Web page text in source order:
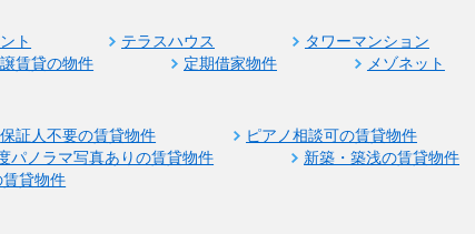
ト テラスハウス タワーマンション
賃貸の物件 定期借家物件 メゾネット
保証人不要の賃貸物件 ピアノ相談可の賃貸物件
パノラマ写真ありの賃貸物件
新築・築浅の賃貸物件
賃貸物件